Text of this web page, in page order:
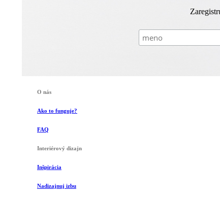
O nás
Ako to funguje?
FAQ
Interiérový dizajn
Inšpirácia
Nadizajnuj izbu